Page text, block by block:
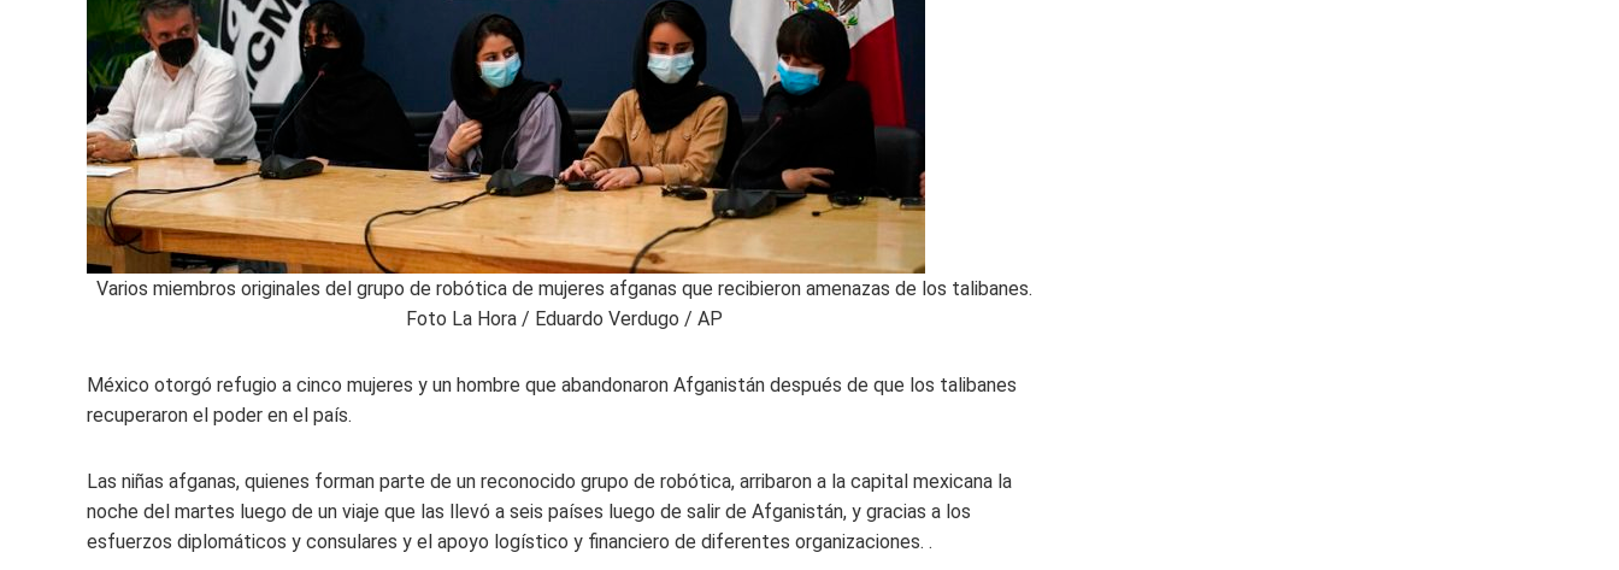
Varios miembros originales del grupo de robótica de mujeres afganas que recibieron amenazas de los talibanes.
Foto La Hora / Eduardo Verdugo / AP
México otorgó refugio a cinco mujeres y un hombre que abandonaron Afganistán después de que los talibanes
recuperaron el poder en el país.
Las niñas afganas, quienes forman parte de un reconocido grupo de robótica, arribaron a la capital mexicana la
noche del martes luego de un viaje que las llevó a seis países luego de salir de Afganistán, y gracias a los
esfuerzos diplomáticos y consulares y el apoyo logístico y financiero de diferentes organizaciones. .